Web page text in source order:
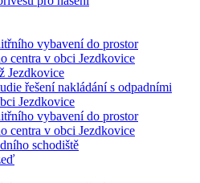
vybavení do prostor
centra v obci Jezdkovice
Jezdkovice
řešení nakládání s odpadními
Jezdkovice
vybavení do prostor
centra v obci Jezdkovice
schodiště